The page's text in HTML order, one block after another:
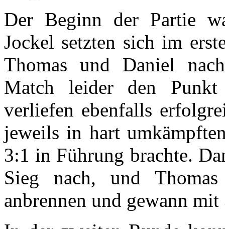
Der Beginn der Partie
Jockel setzten sich im
Thomas und Daniel
Match leider den Punkt
verliefen ebenfalls
jeweils in hart
3:1 in Führung brachte.
Sieg nach, und
anbrennen und gewann